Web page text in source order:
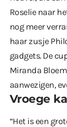
Roselie naar
nog meer
haar zusje
gadgets. De
Miranda
aanwezigen,
Vroege
“Het is een